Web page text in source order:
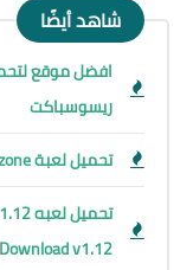
شاهد أيضًا
ريسوسباكت
تحميل لعبة call of duty warzone اخر اصدار2020
Download v1.12